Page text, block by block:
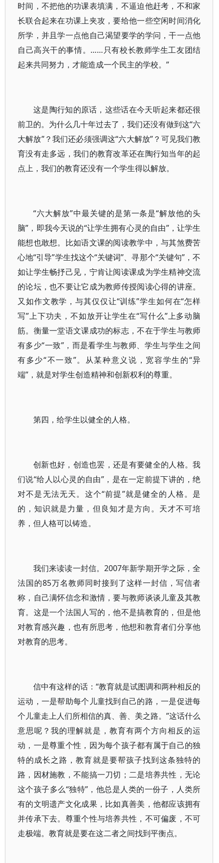
时间，不把他的功课表填满，不逼迫他赶考，不和家
长联合起来在功课上夹攻，要给他一些空闲时间消化
所学，并且学一点他自己渴望要学的学问，干一点他
自己高兴干的事情。……只有校长教师学生工友团结
起来共同努力，才能造成一个民主的学校。”
这是陶行知的原话，这些话在今天听起来都还很
前卫的。为什么几十年过去了，我们还没有做到这“六
大解放”？我们还必须强调这“六大解放”？可见我们教
育没有走多远，我们的教育改革还在陶行知当年的起
点上，我们的教育还没有一个学生得以解放。
“六大解放”中最关键的是第一条是“解放他的头
脑”，即我今天说的“让学生拥有心灵的自由”，让学生
能想也敢想。比如语文课的阅读教学中，与其煞费苦
心地“引导”学生找这个“关键词”、寻那个“关键句”，不
如让学生畅抒己见，宁肯让阅读课成为学生精神交流
的论坛，也不要让它成为教师传授阅读心得的讲座。
又如作文教学，与其仅仅让“训练”学生如何在“怎样
写”上下功夫，不如放开让学生在“写什么”上多动脑
筋。衡量一堂语文课成功的标志，不在于学生与教师
有多少“一致”，而是看学生与教师、学生与学生之间
有多少“不一致”。从某种意义说，宽容学生的“异
端”，就是对学生创造精神和创新权利的尊重。
第四，给学生以健全的人格。
创新也好，创造也罢，还是有要健全的人格。我
们说“给人以心灵的自由”，是在一定前提下讲的，绝
对不是无法无天。这个“前提”就是健全的人格。是
的，知识就是力量，但良知才是方向。天才不可培
养，但人格可以铸造。
我们来读读一封信。2007年新学期开学之际，全
法国的85万名教师同时接到了这样一封信，写信者
称，自己满怀信念和激情，要与教师谈谈儿童及其教
育。这是一个法国人写的，他不是搞教育的，但是他
对教育感兴趣，也有所思考，他想和教育者们分享他
对教育的思考。
信中有这样的话：“教育就是试图调和两种相反的
运动，一是帮助每个儿童找到自己的路，一是促进每
个儿童走上人们所相信的真、善、美之路。”这话什么
意思呢？我的理解就是，教育有两个方向相反的运
动，一是尊重个性，因为每个孩子都有属于自己的独
特的成长之路，教育就是要帮孩子找到这条独特的
路，因材施教，不能搞一刀切；二是培养共性，无论
这个孩子多么“独特”，他总是人类的一份子，人类所
有的文明遗产文化成果，比如真善美，他都应该拥有
并传承下去。尊重个性与培养共性，不可偏废，不可
走极端。教育就是要在这二者之间找到平衡点。